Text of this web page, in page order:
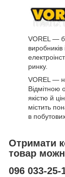
VOREL —
ринку.
VOREL —
Відмітною
якістю й
містить
в
Отримати
товар
096 033-